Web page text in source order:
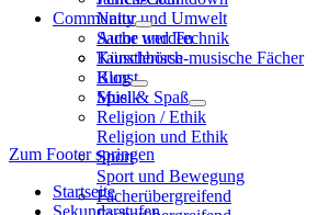
Natur und Umwelt
Sache und Technik
Künstlerisch-musische Fächer
Kunst
Musik
Religion / Ethik
Religion und Ethik
Sport
Sport und Bewegung
Fächerübergreifend
Community
Autor werden
Tauschbörse
Blog
Spiel & Spaß
Zum Footer springen
Startseite
Sekundarstufen